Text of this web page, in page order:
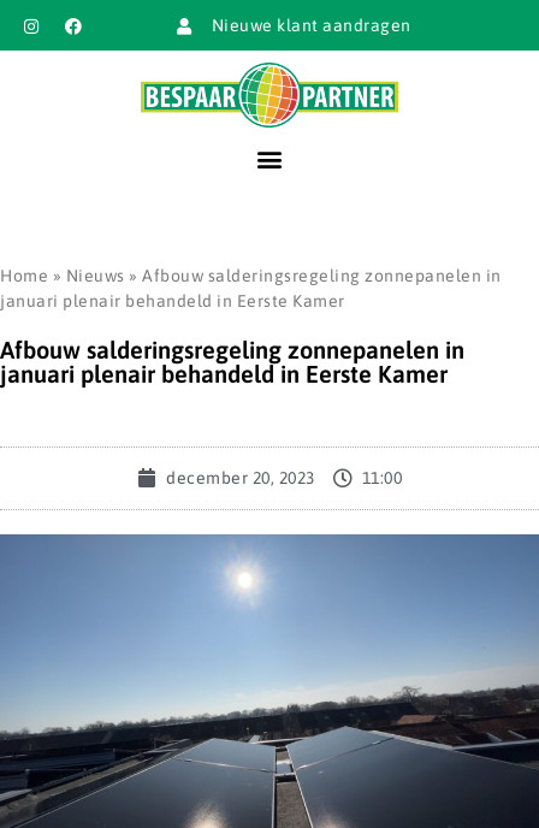
Nieuwe klant aandragen
Home » Nieuws » Afbouw salderingsregeling zonnepanelen in
januari plenair behandeld in Eerste Kamer
Afbouw salderingsregeling zonnepanelen in
januari plenair behandeld in Eerste Kamer
december 20, 2023 11:00